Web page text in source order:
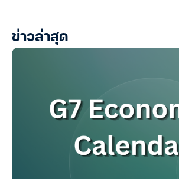
ข่าวล่าสุด